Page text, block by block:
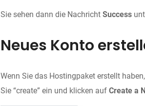
Sie sehen dann die NachrichtSuccess
Neues Konto
Wenn Sie das Hostingpaket erstellt
Sie “create” ein und klicken aufCreate a